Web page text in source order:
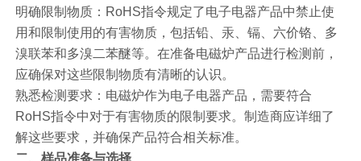
明确限制物质：RoHS指令规定了电子电器产品中禁止使
用和限制使用的有害物质，包括铅、汞、镉、六价铬、多
溴联苯和多溴二苯醚等。在准备电磁炉产品进行检测前，
应确保对这些限制物质有清晰的认识。
熟悉检测要求：电磁炉作为电子电器产品，需要符合
RoHS指令中对于有害物质的限制要求。制造商应详细了
解这些要求，并确保产品符合相关标准。
二、样品准备与选择